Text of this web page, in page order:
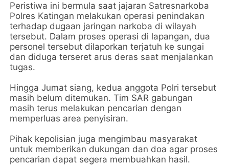
Peristiwa ini bermula saat jajaran Satresnarkoba
Polres Katingan melakukan operasi penindakan
terhadap dugaan jaringan narkoba di wilayah
tersebut. Dalam proses operasi di lapangan, dua
personel tersebut dilaporkan terjatuh ke sungai
dan diduga terseret arus deras saat menjalankan
tugas.
Hingga Jumat siang, kedua anggota Polri tersebut
masih belum ditemukan. Tim SAR gabungan
masih terus melakukan pencarian dengan
memperluas area penyisiran.
Pihak kepolisian juga mengimbau masyarakat
untuk memberikan dukungan dan doa agar proses
pencarian dapat segera membuahkan hasil.